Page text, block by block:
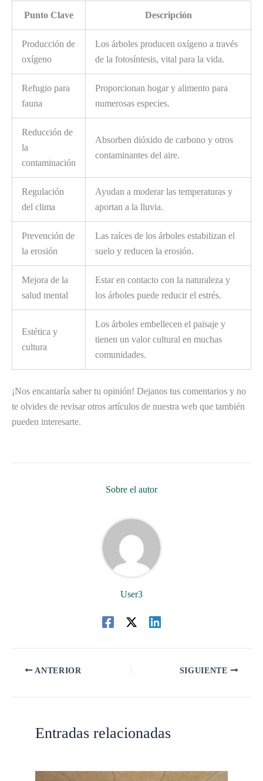
Punto Clave Descripción
Producción de
oxígeno
Los árboles producen oxígeno a través
de la fotosíntesis, vital para la vida.
Refugio para
fauna
Proporcionan hogar y alimento para
numerosas especies.
Reducción de
la
contaminación
Absorben dióxido de carbono y otros
contaminantes del aire.
Regulación
del clima
Ayudan a moderar las temperaturas y
aportan a la lluvia.
Prevención de
la erosión
Las raíces de los árboles estabilizan el
suelo y reducen la erosión.
Mejora de la
salud mental
Estar en contacto con la naturaleza y
los árboles puede reducir el estrés.
Estética y
cultura
Los árboles embellecen el paisaje y
tienen un valor cultural en muchas
comunidades.
¡Nos encantaría saber tu opinión! Dejanos tus comentarios y no
te olvides de revisar otros artículos de nuestra web que también
pueden interesarte.
Sobre el autor
User3
ANTERIOR SIGUIENTE
Entradas relacionadas